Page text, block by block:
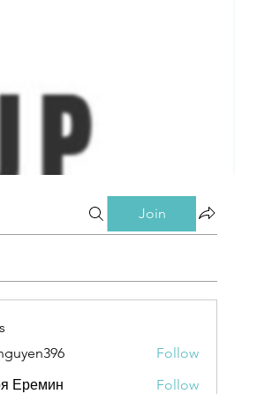
Join
Follow
Еремин
Follow